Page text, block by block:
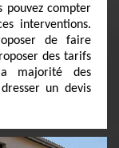
pouvez compter
interventions.
de faire
des tarifs
majorité des
un devis